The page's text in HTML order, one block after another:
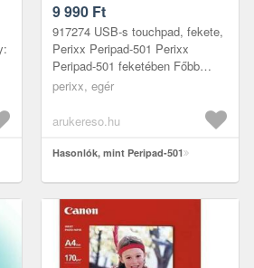
9 990 Ft
917274 USB-s touchpad, fekete,
Perixx Peripad-501 Perixx
Peripad-501 feketében Főbb
jellemzők Touchpad feketében
funkci...
perixx, egér
arukereso.hu
Hasonlók, mint Peripad-501